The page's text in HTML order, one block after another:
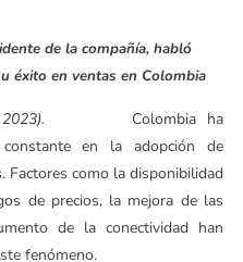
de la compañía, habló
éxito en ventas en Colombia
de 2023). Colombia ha
constante en la adopción de
como la disponibilidad
de precios, la mejora de las
de la conectividad han
fenómeno.